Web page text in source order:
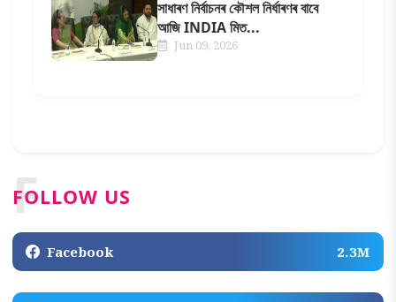
সাধাৰণ নিৰ্বাচনৰ কৌশল নিৰ্ধাৰণৰ বাবে
আজি INDIA মিত...
Jun 09, 2026
FOLLOW US
F
Facebook 2.3M